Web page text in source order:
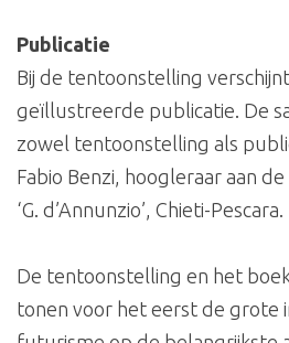
Publicatie
Bij de tentoonstelling
geïllustreerde publicatie. De
zowel tentoonstelling als
Fabio Benzi, hoogleraar aan
‘G. d’Annunzio’, Chieti-Pescara.
De tentoonstelling en het
tonen voor het eerst de grote